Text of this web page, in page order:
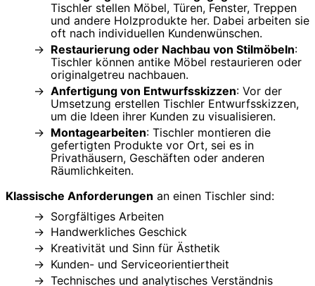
Tischler stellen Möbel, Türen, Fenster, Treppen
und andere Holzprodukte her. Dabei arbeiten sie
oft nach individuellen Kundenwünschen.
Restaurierung oder Nachbau von Stilmöbeln:
Tischler können antike Möbel restaurieren oder
originalgetreu nachbauen.
Anfertigung von Entwurfsskizzen: Vor der
Umsetzung erstellen Tischler Entwurfsskizzen,
um die Ideen ihrer Kunden zu visualisieren.
Montagearbeiten: Tischler montieren die
gefertigten Produkte vor Ort, sei es in
Privathäusern, Geschäften oder anderen
Räumlichkeiten.
Klassische Anforderungen an einen Tischler sind:
Sorgfältiges Arbeiten
Handwerkliches Geschick
Kreativität und Sinn für Ästhetik
Kunden- und Serviceorientiertheit
Technisches und analytisches Verständnis